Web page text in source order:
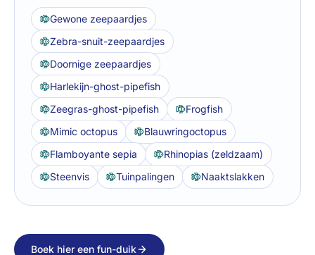
Gewone zeepaardjes
Zebra-snuit-zeepaardjes
Doornige zeepaardjes
Harlekijn-ghost-pipefish
Zeegras-ghost-pipefish
Frogfish
Mimic octopus
Blauwringoctopus
Flamboyante sepia
Rhinopias (zeldzaam)
Steenvis
Tuinpalingen Naaktslakken
Boek hier een fun-duik